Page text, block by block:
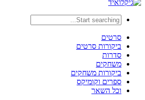
סרטים
ביקורות סרטים
סדרות
משחקים
ביקורות משחקים
ספרים וקומיקס
וכל השאר